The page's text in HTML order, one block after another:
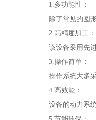
1.多功能性：
除了常见的圆形
2.高精度加工：
该设备采用先进
3.操作简单：
操作系统大多采
4.高效能：
设备的动力系统*